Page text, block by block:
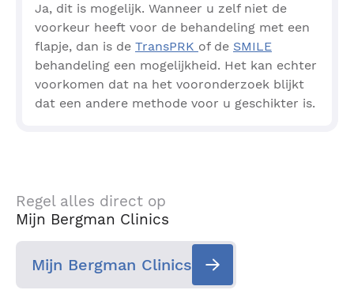
Ja, dit is mogelijk. Wanneer u zelf niet de
voorkeur heeft voor de behandeling met een
flapje, dan is de TransPRK of de SMILE
behandeling een mogelijkheid. Het kan echter
voorkomen dat na het vooronderzoek blijkt
dat een andere methode voor u geschikter is.
Regel alles direct op
Mijn Bergman Clinics
Mijn Bergman Clinics